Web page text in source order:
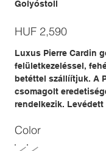
Golyóstoll
Price
HUF 2,590
Luxus Pierre Cardin
felületkezeléssel,
betéttel szállíítjuk. A
csomagolt
rendelkezik. Levédett
Color